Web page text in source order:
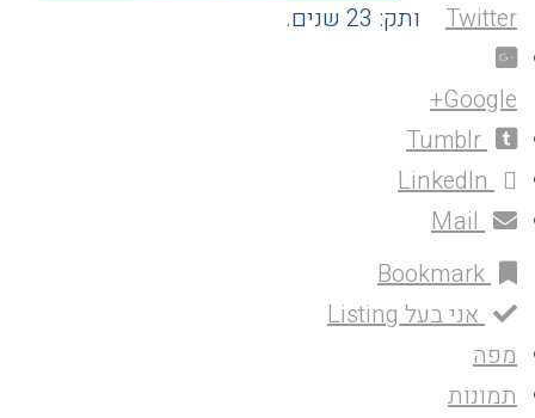
ותק: 23 שנים. Twitter
Google+
Tumblr
LinkedIn
Mail
Bookmark
אני בעל Listing
מפה
תמונות